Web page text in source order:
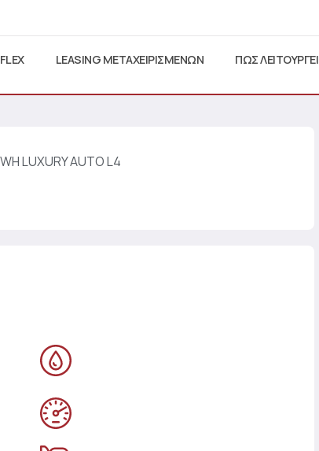
FLEX LEASING ΜΕΤΑΧΕΙΡΙΣΜΕΝΩΝ ΠΩΣ ΛΕΙΤΟΥΡΓΕΙ
LUXURY AUTO L4